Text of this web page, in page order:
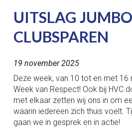
UITSLAG JUMBO
CLUBSPAREN
19 november 2025
Deze week, van 10 tot en met 16
Week van Respect! Ook bij HVC
met elkaar zetten wij ons in om
waarin iedereen zich thuis voelt.
gaan we in gesprek en in actie!